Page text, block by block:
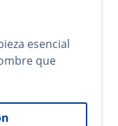
esencial
que